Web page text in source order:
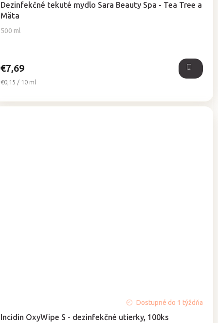
Dezinfekčné tekuté mydlo Sara Beauty Spa - Tea Tree a
Mäta
500 ml
€7,69
Jednotková
€0,15 / 10 ml
Incidin OxyWipe S - dezinfekčné utierky, 100ks
hodnotenie
Dostupné do 1 týždňa